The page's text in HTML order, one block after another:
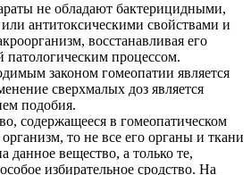
не обладают бактерицидными,
антитоксическими свойствами и
восстанавливая его
патологическим процессом.
законом гомеопатии является
сверхмалых доз является
подобия.
содержащееся в гомеопатическом
то не все его органы и ткани
данное вещество, а только те,
избирательное сродство. На